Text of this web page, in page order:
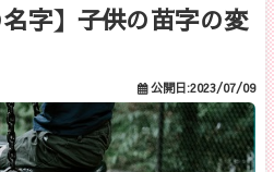
v
i
t
i
o
n
名字】子供の苗字の変
公開日:2023/07/09